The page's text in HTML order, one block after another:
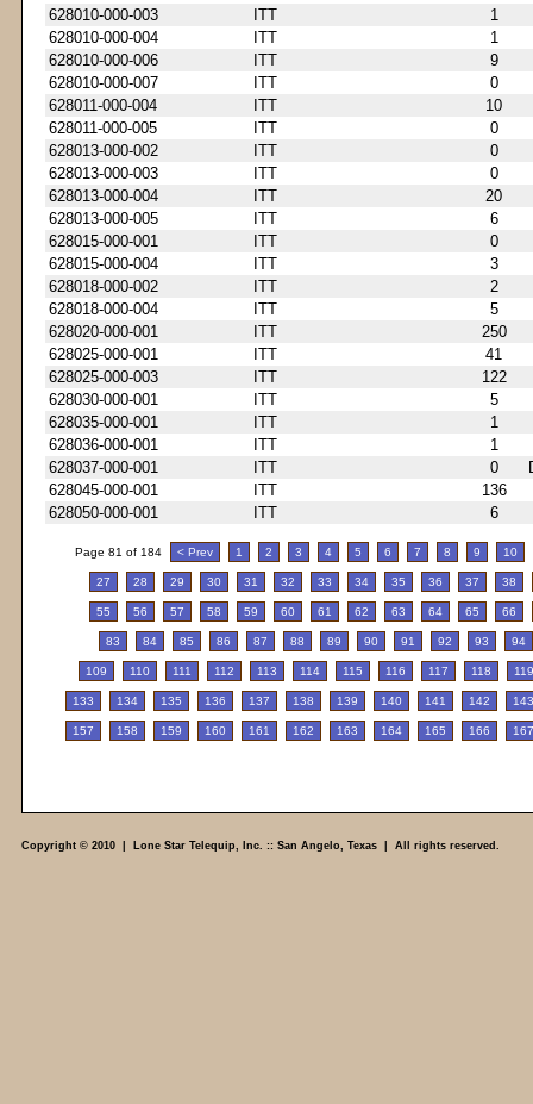
628010-000-003
ITT
1
628010-000-004
ITT
1
628010-000-006
ITT
9
628010-000-007
ITT
0
628011-000-004
ITT
10
628011-000-005
ITT
0
628013-000-002
ITT
0
628013-000-003
ITT
0
628013-000-004
ITT
20
628013-000-005
ITT
6
628015-000-001
ITT
0
628015-000-004
ITT
3
628018-000-002
ITT
2
628018-000-004
ITT
5
628020-000-001
ITT
250
628025-000-001
ITT
41
628025-000-003
ITT
122
628030-000-001
ITT
5
628035-000-001
ITT
1
628036-000-001
ITT
1
628037-000-001
ITT 0
628045-000-001
ITT
136
628050-000-001
ITT 6
Page 81 of 184 < Prev 1 2 3 4 5 6 7 8 9 10
27 28 29 30 31 32 33 34 35 36 37 38
55 56 57 58 59 60 61 62 63 64 65 66
83 84 85 86 87 88 89 90 91 92 93 94
109 110 111 112 113 114 115 116 117 118 119
133 134 135 136 137 138 139 140 141 142 143
157 158 159 160 161 162 163 164 165 166 167
Copyright © 2010 | Lone Star Telequip, Inc. :: San Angelo, Texas | All rights reserved.